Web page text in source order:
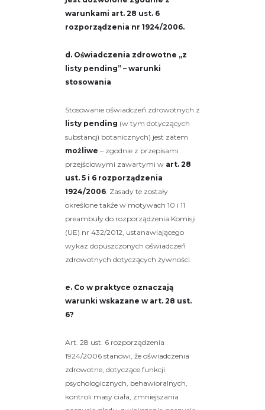
warunkami art. 28 ust. 6
rozporządzenia nr 1924/2006.
d. Oświadczenia zdrowotne „z
listy pending” – warunki
stosowania
Stosowanie oświadczeń zdrowotnych z
listy pending (w tym dotyczących
substancji botanicznych) jest zatem
możliwe – zgodnie z przepisami
przejściowymi zawartymi w art. 28
ust. 5 i 6 rozporządzenia
1924/2006. Zasady te zostały
określone także w motywach 10 i 11
preambuły do rozporządzenia Komisji
(UE) nr 432/2012, ustanawiającego
wykaz dopuszczonych oświadczeń
zdrowotnych dotyczących żywności.
e. Co w praktyce oznaczają
warunki wskazane w art. 28 ust.
6?
Art. 28 ust. 6 rozporządzenia
1924/2006 stanowi, że oświadczenia
zdrowotne, dotyczące funkcji
psychologicznych, behawioralnych,
kontroli masy ciała, zmniejszania